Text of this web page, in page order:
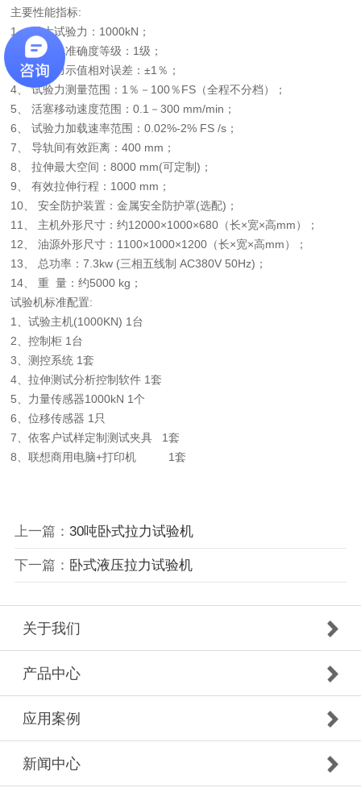
主要性能指标:
1、 最大试验力：1000kN；
2、 试验机准确度等级：1级；
3、 试验力示值相对误差：±1％；
4、 试验力测量范围：1％－100％FS（全程不分档）；
5、 活塞移动速度范围：0.1－300 mm/min；
6、 试验力加载速率范围：0.02%-2% FS /s；
7、 导轨间有效距离：400 mm；
8、 拉伸最大空间：8000 mm(可定制)；
9、 有效拉伸行程：1000 mm；
10、 安全防护装置：金属安全防护罩(选配)；
11、 主机外形尺寸：约12000×1000×680（长×宽×高mm）；
12、 油源外形尺寸：1100×1000×1200（长×宽×高mm）；
13、 总功率：7.3kw (三相五线制 AC380V 50Hz)；
14、 重 量：约5000 kg；
试验机标准配置:
1、试验主机(1000KN) 1台
2、控制柜 1台
3、测控系统 1套
4、拉伸测试分析控制软件 1套
5、力量传感器1000kN 1个
6、位移传感器 1只
7、依客户试样定制测试夹具 1套
8、联想商用电脑+打印机 1套
上一篇： 30吨卧式拉力试验机
下一篇： 卧式液压拉力试验机
关于我们
产品中心
应用案例
新闻中心